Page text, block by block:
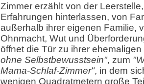
Zimmer erzählt von der
Erfahrungen hinterlassen, von
außerhalb ihrer eigenen Familie,
Ohnmacht, Wut und
öffnet die Tür zu ihrer ehemaligen
ohne Selbstbewusstsein", zum
Mama-Schlaf-Zimmer", in dem
wenigen Quadratmetern große